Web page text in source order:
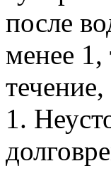
после
менее 1,
1.